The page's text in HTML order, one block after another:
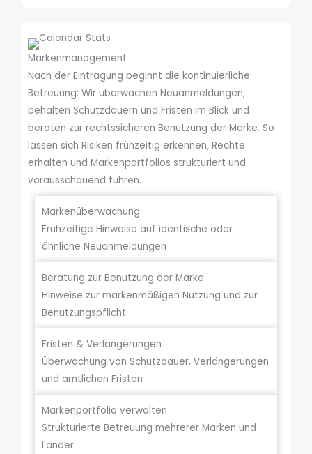
Markenmanagement
Nach der Eintragung beginnt die kontinuierliche
Betreuung: Wir überwachen Neuanmeldungen,
behalten Schutzdauern und Fristen im Blick und
beraten zur rechtssicheren Benutzung der Marke. So
lassen sich Risiken frühzeitig erkennen, Rechte
erhalten und Markenportfolios strukturiert und
vorausschauend führen.
Markenüberwachung
Frühzeitige Hinweise auf identische oder
ähnliche Neuanmeldungen
Beratung zur Benutzung der Marke
Hinweise zur markenmäßigen Nutzung und zur
Benutzungspflicht
Fristen & Verlängerungen
Überwachung von Schutzdauer, Verlängerungen
und amtlichen Fristen
Markenportfolio verwalten
Strukturierte Betreuung mehrerer Marken und
Länder​